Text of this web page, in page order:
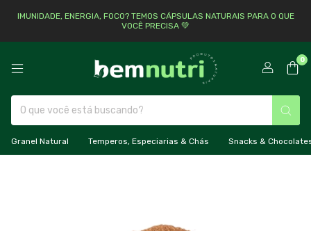
IMUNIDADE, ENERGIA, FOCO? TEMOS CÁPSULAS NATURAIS PARA O QUE
VOCÊ PRECISA 💚
0
Granel Natural Temperos, Especiarias & Chás Snacks &